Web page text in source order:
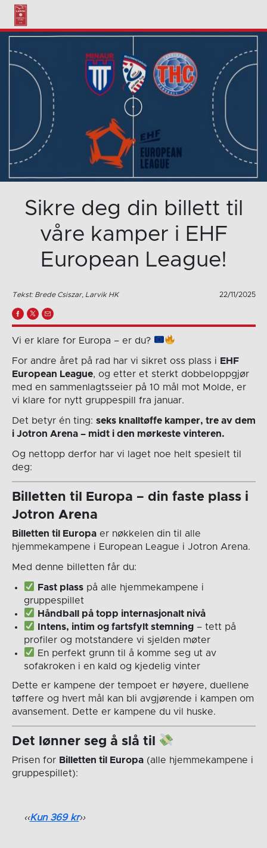
Sikre deg din billett til
våre kamper i EHF
European League!
Tekst: Brede Csiszar, Larvik HK 22/11/2025
Vi er klare for Europa – er du?
For andre året på rad har vi sikret oss plass i EHF
European League, og etter et sterkt dobbeloppgjør
med en sammenlagtsseier på 10 mål mot Molde, er
vi klare for nytt gruppespill fra januar.
Det betyr én ting: seks knalltøffe kamper, tre av dem
i Jotron Arena – midt i den mørkeste vinteren.
Og nettopp derfor har vi laget noe helt spesielt til
deg:
Billetten til Europa – din faste plass i
Jotron Arena
Billetten til Europaer nøkkelen din til alle
hjemmekampene i European League i Jotron Arena.
Med denne billetten får du:
Fast plasspå alle hjemmekampene i
gruppespillet
Håndball på topp internasjonalt nivå
Intens, intim og fartsfylt stemning– tett på
profiler og motstandere vi sjelden møter
En perfekt grunn til å komme seg ut av
sofakroken i en kald og kjedelig vinter
Dette er kampene der tempoet er høyere, duellene
tøffere og hvert mål kan bli avgjørende i kampen om
avansement. Dette er kampene du vil huske.
Det lønner seg å slå til
Prisen for Billetten til Europa(alle hjemmekampene i
gruppespillet):
Kun 369 kr